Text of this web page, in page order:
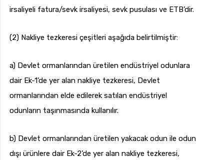
irsaliyeli fatura/sevk irsaliyesi, sevk pusulası ve ETB’dir.
(2) Nakliye tezkeresi çeşitleri aşağıda belirtilmiştir:
a) Devlet ormanlarından üretilen endüstriyel odunlara
dair Ek-1’de yer alan nakliye tezkeresi, Devlet
ormanlarından elde edilerek satılan endüstriyel
odunların taşınmasında kullanılır.
b) Devlet ormanlarından üretilen yakacak odun ile odun
dışı ürünlere dair Ek-2’de yer alan nakliye tezkeresi,